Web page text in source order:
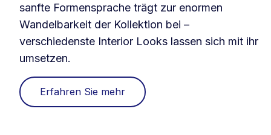
sanfte Formensprache trägt zur enormen
Wandelbarkeit der Kollektion bei –
verschiedenste Interior Looks lassen sich mit ihr
umsetzen.
Erfahren Sie mehr